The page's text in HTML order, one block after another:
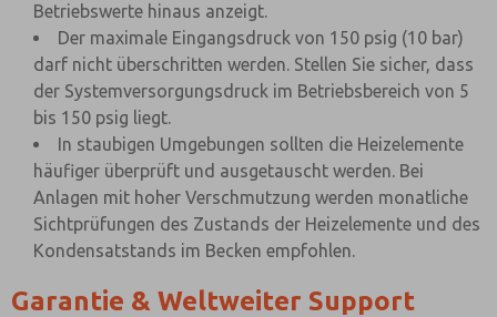
Betriebswerte hinaus anzeigt.
Der maximale Eingangsdruck von 150 psig (10 bar)
darf nicht überschritten werden. Stellen Sie sicher, dass
der Systemversorgungsdruck im Betriebsbereich von 5
bis 150 psig liegt.
In staubigen Umgebungen sollten die Heizelemente
häufiger überprüft und ausgetauscht werden. Bei
Anlagen mit hoher Verschmutzung werden monatliche
Sichtprüfungen des Zustands der Heizelemente und des
Kondensatstands im Becken empfohlen.
Garantie & Weltweiter Support